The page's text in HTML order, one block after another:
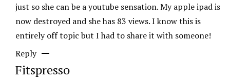
just so she can be a youtube sensation. My apple ipad is
now destroyed and she has 83 views. I know this is
entirely off topic but I had to share it with someone!
Reply
Fitspresso